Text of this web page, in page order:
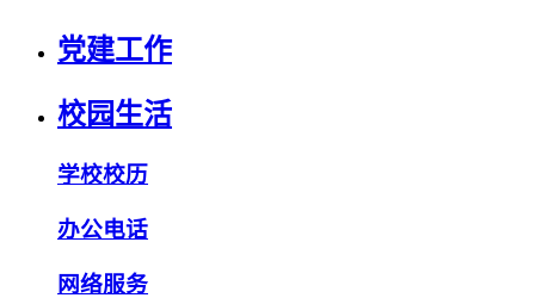
党建工作
校园生活
学校校历
办公电话
网络服务